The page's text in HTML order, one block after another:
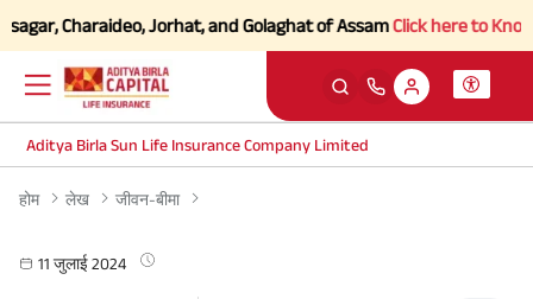
Charaideo, Jorhat, and Golaghat of AssamClick here to Know
Aditya Birla Sun Life Insurance Company Limited
होम लेख जीवन-बीमा
11 जुलाई 2024